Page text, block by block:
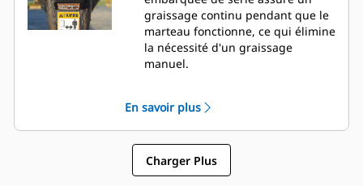
chantier.
graissage continu pendant que le
marteau fonctionne, ce qui élimine
la nécessité d'un graissage
manuel.
coulissant permet un
remplacement facile sur le terrain,
ce qui permet de réduire le temps
d'entretien et à prolonger la durée
de vie.
En savoir plus
Charger Plus